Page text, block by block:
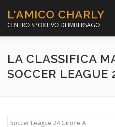
contenuto
L'AMICO CHARLY
CENTRO SPORTIVO DI IMBERSAGO
LA SOCCER LEAGUE
LA CLASSIFICA
SOCCER LEAGUE
Soccer League 24 Girone A